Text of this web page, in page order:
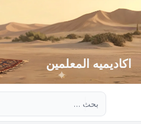
اكاديميه المعلمين